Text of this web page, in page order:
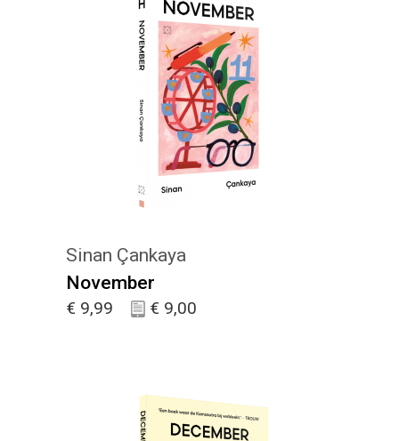
KIES :)
Sinan Çankaya
November
€ 9,99 € 9,00